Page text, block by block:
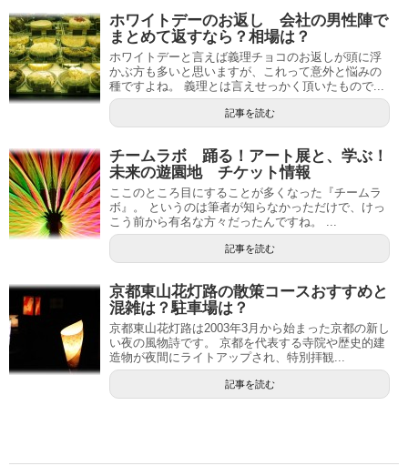
ホワイトデーのお返し 会社の男性陣で
まとめて返すなら？相場は？
ホワイトデーと言えば義理チョコのお返しが頭に浮
かぶ方も多いと思いますが、これって意外と悩みの
種ですよね。 義理とは言えせっかく頂いたもので...
記事を読む
チームラボ 踊る！アート展と、学ぶ！
未来の遊園地 チケット情報
ここのところ目にすることが多くなった『チームラ
ボ』。 というのは筆者が知らなかっただけで、けっ
こう前から有名な方々だったんですね。 ...
記事を読む
京都東山花灯路の散策コースおすすめと
混雑は？駐車場は？
京都東山花灯路は2003年3月から始まった京都の新し
い夜の風物詩です。 京都を代表する寺院や歴史的建
造物が夜間にライトアップされ、特別拝観...
記事を読む